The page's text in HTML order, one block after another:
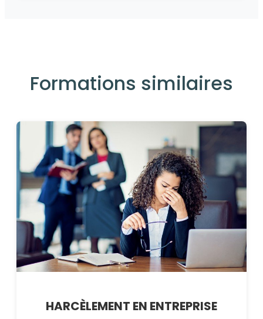
Formations similaires
HARCÈLEMENT EN ENTREPRISE